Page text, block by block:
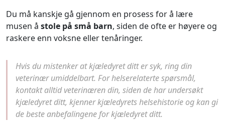
Du må kanskje gå gjennom en prosess for å lære
musen å stole på små barn, siden de ofte er høyere og
raskere enn voksne eller tenåringer.
Hvis du mistenker at kjæledyret ditt er syk, ring din
veterinær umiddelbart. For helserelaterte spørsmål,
kontakt alltid veterinæren din, siden de har undersøkt
kjæledyret ditt, kjenner kjæledyrets helsehistorie og kan gi
de beste anbefalingene for kjæledyret ditt.